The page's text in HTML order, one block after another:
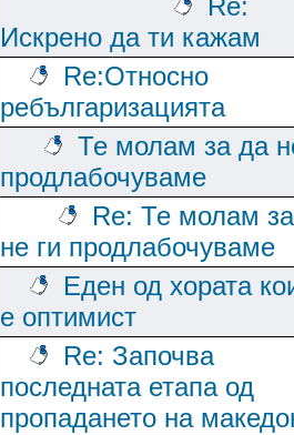
Re:
Искрено да ти кажам
Re:Относно
ребългаризацията
Те молам за да
продлабочуваме
Re: Те молам
не ги продлабочуваме
Еден од хората
е оптимист
Re: Започва
последната етапа од
пропадането на